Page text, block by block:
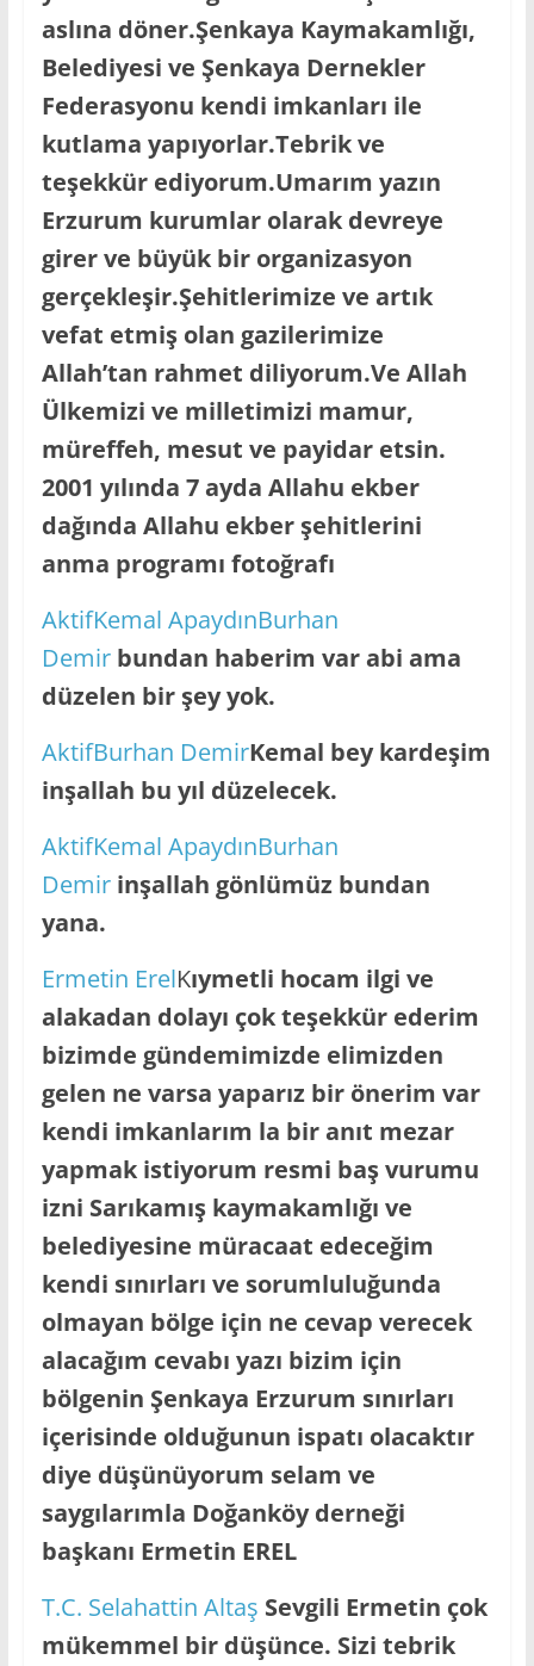
aslına döner.Şenkaya Kaymakamlığı,
Belediyesi ve Şenkaya Dernekler
Federasyonu kendi imkanları ile
kutlama yapıyorlar.Tebrik ve
teşekkür ediyorum.Umarım yazın
Erzurum kurumlar olarak devreye
girer ve büyük bir organizasyon
gerçekleşir.Şehitlerimize ve artık
vefat etmiş olan gazilerimize
Allah’tan rahmet diliyorum.Ve Allah
Ülkemizi ve milletimizi mamur,
müreffeh, mesut ve payidar etsin.
2001 yılında 7 ayda Allahu ekber
dağında Allahu ekber şehitlerini
anma programı fotoğrafı
AktifKemal ApaydınBurhan
Demir bundan haberim var abi ama
düzelen bir şey yok.
AktifBurhan DemirKemal bey kardeşim
inşallah bu yıl düzelecek.
AktifKemal ApaydınBurhan
Demir inşallah gönlümüz bundan
yana.
Ermetin ErelKıymetli hocam ilgi ve
alakadan dolayı çok teşekkür ederim
bizimde gündemimizde elimizden
gelen ne varsa yaparız bir önerim var
kendi imkanlarım la bir anıt mezar
yapmak istiyorum resmi baş vurumu
izni Sarıkamış kaymakamlığı ve
belediyesine müracaat edeceğim
kendi sınırları ve sorumluluğunda
olmayan bölge için ne cevap verecek
alacağım cevabı yazı bizim için
bölgenin Şenkaya Erzurum sınırları
içerisinde olduğunun ispatı olacaktır
diye düşünüyorum selam ve
saygılarımla Doğanköy derneği
başkanı Ermetin EREL
T.C. Selahattin Altaş Sevgili Ermetin çok
mükemmel bir düşünce. Sizi tebrik